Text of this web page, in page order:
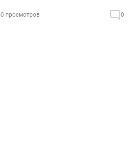
0 просмотров 0